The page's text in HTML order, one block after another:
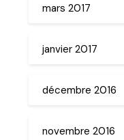
mars 2017
janvier 2017
décembre 2016
novembre 2016